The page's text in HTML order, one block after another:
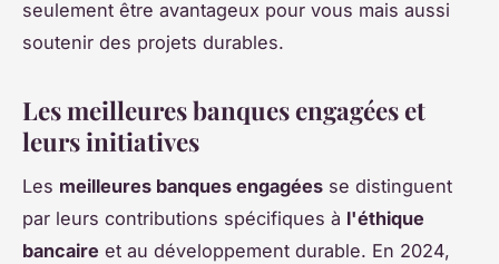
seulement être avantageux pour vous mais aussi
soutenir des projets durables.
Les meilleures banques engagées et
leurs initiatives
Les meilleures banques engagées se distinguent
par leurs contributions spécifiques à l'éthique
bancaire et au développement durable. En 2024,